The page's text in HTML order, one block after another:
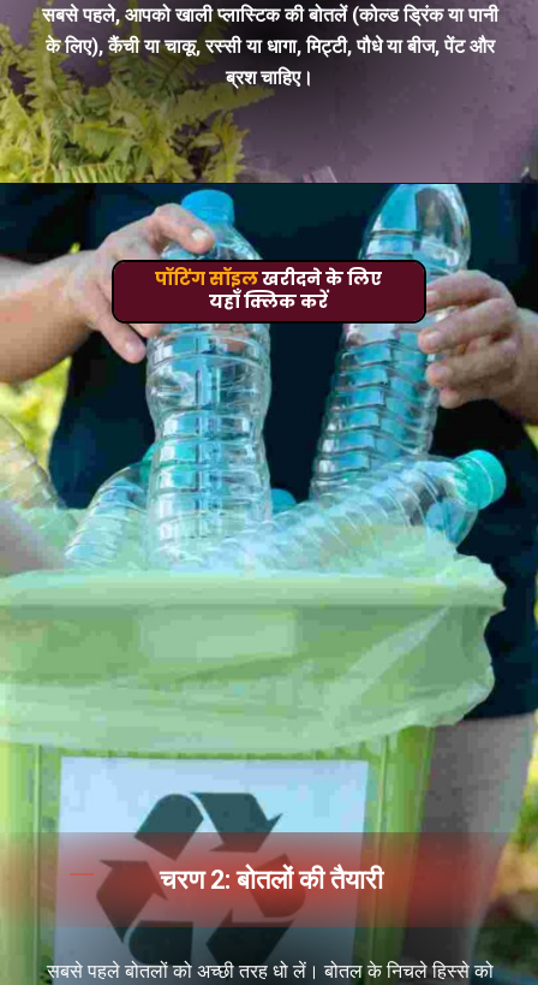
सबसे पहले, आपको खाली प्लास्टिक की बोतलें (कोल्ड ड्रिंक या पानी
के लिए), कैंची या चाकू, रस्सी या धागा, मिट्टी, पौधे या बीज, पेंट और
ब्रश चाहिए।
सबसे पहले बोतलों को अच्छी तरह धो लें। बोतल के निचले हिस्से को
चरण 2: बोतलों की तैयारी
पॉटिंग सॉइलखरीदने के लिए
यहाँ क्लिक करें